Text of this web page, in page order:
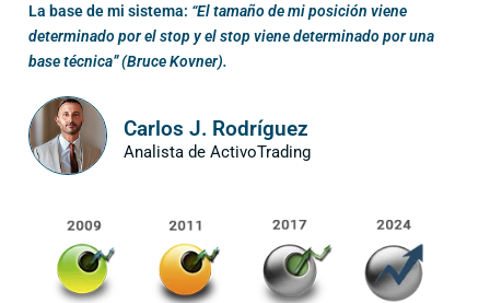
La base de mi sistema: “El tamaño de mi posición viene
determinado por el stop y el stop viene determinado por una
base técnica” (Bruce Kovner).
Carlos J. Rodríguez
Analista de ActivoTrading